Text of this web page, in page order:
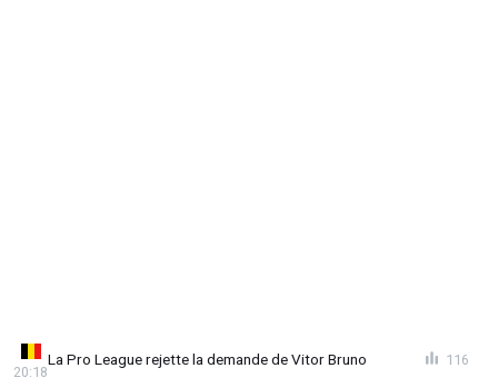
La Pro League rejette la demande de Vitor Bruno
20:18
116